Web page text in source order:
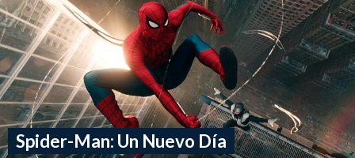
Spider-Man: Un Nuevo Día